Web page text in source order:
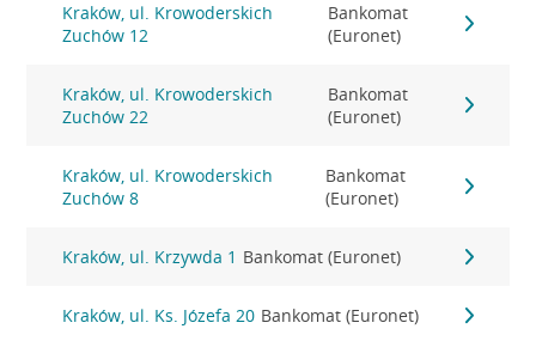
Kraków, ul. Krowoderskich
Zuchów 12
Bankomat
(Euronet)
Kraków, ul. Krowoderskich
Zuchów 22
Bankomat
(Euronet)
Kraków, ul. Krowoderskich
Zuchów 8
Bankomat
(Euronet)
Kraków, ul. Krzywda 1 Bankomat (Euronet)
Kraków, ul. Ks. Józefa 20 Bankomat (Euronet)